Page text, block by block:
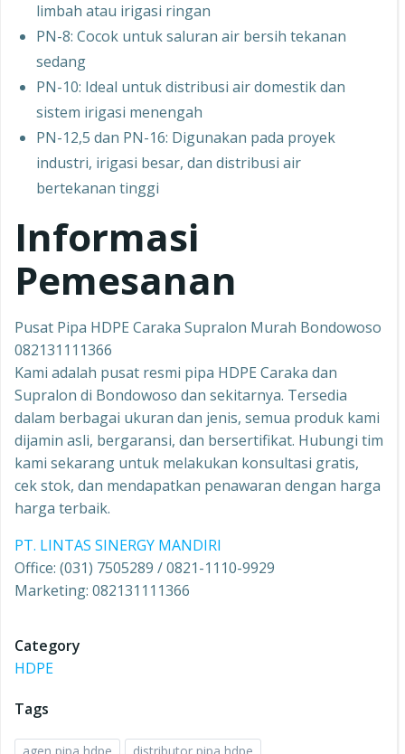
limbah atau irigasi ringan
PN-8: Cocok untuk saluran air bersih tekanan
sedang
PN-10: Ideal untuk distribusi air domestik dan
sistem irigasi menengah
PN-12,5 dan PN-16: Digunakan pada proyek
industri, irigasi besar, dan distribusi air
bertekanan tinggi
Informasi
Pemesanan
Pusat Pipa HDPE Caraka Supralon Murah Bondowoso
082131111366
Kami adalah pusat resmi pipa HDPE Caraka dan
Supralon di Bondowoso dan sekitarnya. Tersedia
dalam berbagai ukuran dan jenis, semua produk kami
dijamin asli, bergaransi, dan bersertifikat. Hubungi tim
kami sekarang untuk melakukan konsultasi gratis,
cek stok, dan mendapatkan penawaran dengan harga
harga terbaik.
PT. LINTAS SINERGY MANDIRI
Office: (031) 7505289 / 0821-1110-9929
Marketing: 082131111366
Category
HDPE
Tags